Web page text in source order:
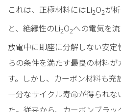
これは、正極材料にはLi2O2が
と、絶縁性のLi2O2への電気を
放電中に即座に分解しない安
らの条件を満たす最良の材料
す。しかし、カーボン材料も充
十分なサイクル寿命が得られ
た。従来から、カーボンブラッ